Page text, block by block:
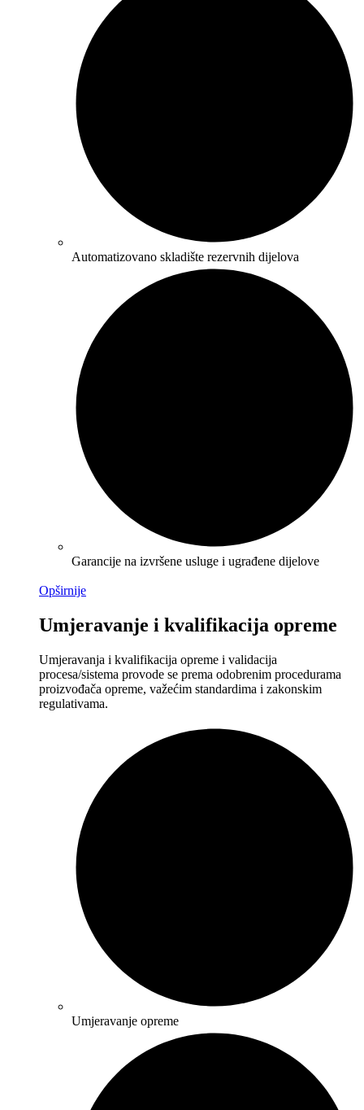
Automatizovano skladište rezervnih dijelova
Garancije na izvršene usluge i ugrađene dijelove
Opširnije
Umjeravanje i kvalifikacija opreme
Umjeravanja i kvalifikacija opreme i validacija
procesa/sistema provode se prema odobrenim procedurama
proizvođača opreme, važećim standardima i zakonskim
regulativama.
Umjeravanje opreme